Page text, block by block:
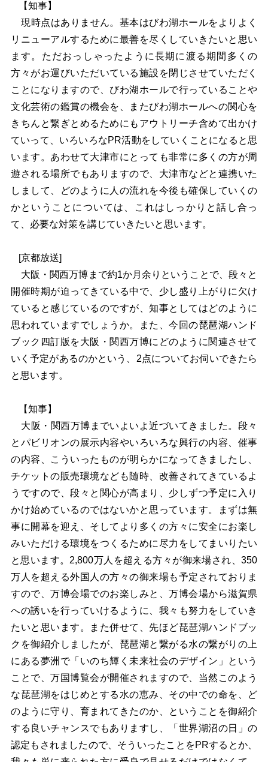
【知事】
現時点はありません。基本はびわ湖ホールをよりよく
リニューアルするために最善を尽くしていきたいと思い
ます。ただおっしゃったように長期に渡る期間多くの
方々がお運びいただいている施設を閉じさせていただく
ことになりますので、びわ湖ホールで行っていることや
文化芸術の鑑賞の機会を、またびわ湖ホールへの関心を
きちんと繋ぎとめるためにもアウトリーチ含めて出かけ
ていって、いろいろなPR活動をしていくことになると思
います。あわせて大津市にとっても非常に多くの方が周
遊される場所でもありますので、大津市などと連携いた
しまして、どのように人の流れを今後も確保していくの
かということについては、これはしっかりと話し合っ
て、必要な対策を講じていきたいと思います。
[京都放送]
大阪・関西万博まで約1か月余りということで、段々と
開催時期が迫ってきている中で、少し盛り上がりに欠け
ていると感じているのですが、知事としてはどのように
思われていますでしょうか。また、今回の琵琶湖ハンド
ブック四訂版を大阪・関西万博にどのように関連させて
いく予定があるのかという、2点についてお伺いできたら
と思います。
【知事】
大阪・関西万博までいよいよ近づいてきました。段々
とパビリオンの展示内容やいろいろな興行の内容、催事
の内容、こういったものが明らかになってきましたし、
チケットの販売環境なども随時、改善されてきているよ
うですので、段々と関心が高まり、少しずつ予定に入り
かけ始めているのではないかと思っています。まずは無
事に開幕を迎え、そしてより多くの方々に安全にお楽し
みいただける環境をつくるために尽力をしてまいりたい
と思います。2,800万人を超える方々が御来場され、350
万人を超える外国人の方々の御来場も予定されておりま
すので、万博会場でのお楽しみと、万博会場から滋賀県
への誘いを行っていけるように、我々も努力をしていき
たいと思います。
また併せて、先ほど琵琶湖ハンドブッ
クを御紹介しましたが、琵琶湖と繋がる水の繋がりの上
にある夢洲で「いのち輝く未来社会のデザイン」という
ことで、万国博覧会が開催されますので、当然このよう
な琵琶湖をはじめとする水の恵み、その中での命を、ど
のように守り、育まれてきたのか、ということを御紹介
する良いチャンスでもありますし、「世界湖沼の日」の
認定もされましたので、そういったことをPRするとか、